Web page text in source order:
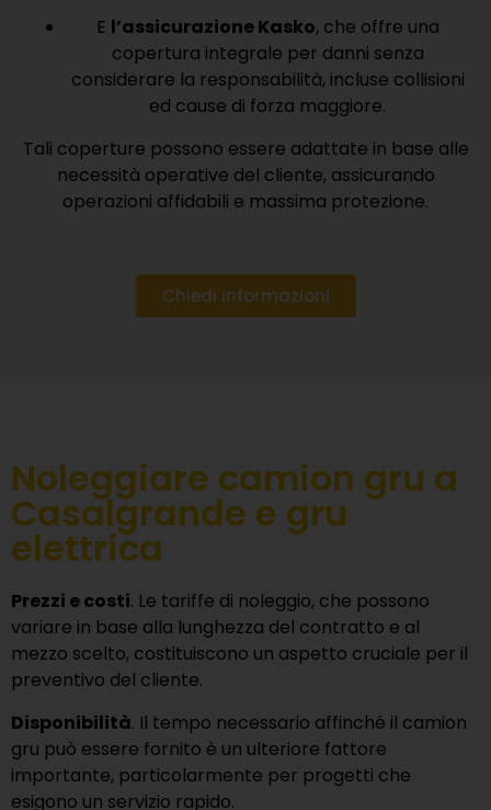
E l’assicurazione Kasko, che offre una
copertura integrale per danni senza
considerare la responsabilità, incluse collisioni
ed cause di forza maggiore.
Tali coperture possono essere adattate in base alle
necessità operative del cliente, assicurando
operazioni affidabili e massima protezione.
Chiedi informazioni
Noleggiare camion gru a
Casalgrande e gru
elettrica
Prezzi e costi. Le tariffe di noleggio, che possono
variare in base alla lunghezza del contratto e al
mezzo scelto, costituiscono un aspetto cruciale per il
preventivo del cliente.
Disponibilità. Il tempo necessario affinché il camion
gru può essere fornito è un ulteriore fattore
importante, particolarmente per progetti che
esigono un servizio rapido.